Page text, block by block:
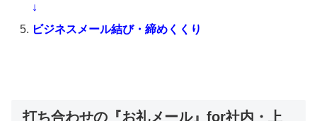
↓
ビジネスメール結び・締めくくり
打ち合わせの『お礼メール』for社内・上